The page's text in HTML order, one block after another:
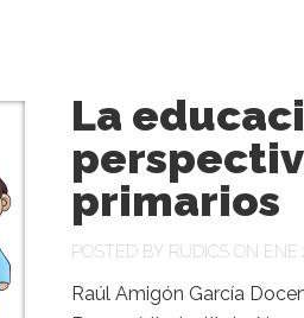
La
primarios
POSTED BY RUDICS ON ENE
Raúl Amigón García